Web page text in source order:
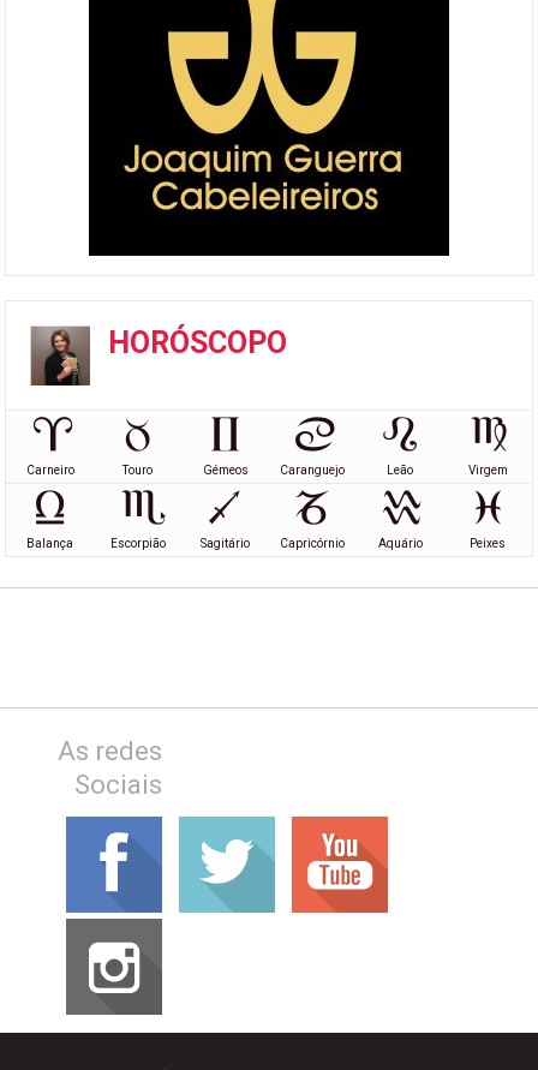
HORÓSCOPO
Carneiro Touro Gémeos Caranguejo Leão Virgem
Balança Escorpião Sagitário Capricórnio Aquário Peixes
As redes
Sociais